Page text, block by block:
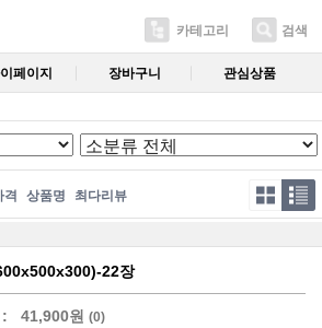
카테고리 검색
페이지 장바구니 관심상품
격 상품명 최다리뷰
22장
41,900원 (0)